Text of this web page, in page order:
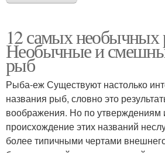
12 самых необычных
Необычные и
рыб
Рыба-еж Существуют настолько
названия рыб, словно это
воображения. Но по утверждениям
происхождение этих названий
более типичными чертами